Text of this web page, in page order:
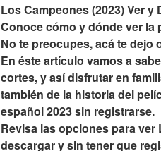
Los Campeones (2023) Ver y
Conoce cómo y dónde ver la
No te preocupes, acá te dejo
En éste artículo vamos a
cortes, y así disfrutar en
también de la historia del
español 2023 sin registrarse.
Revisa las opciones para
descargar y sin tener que